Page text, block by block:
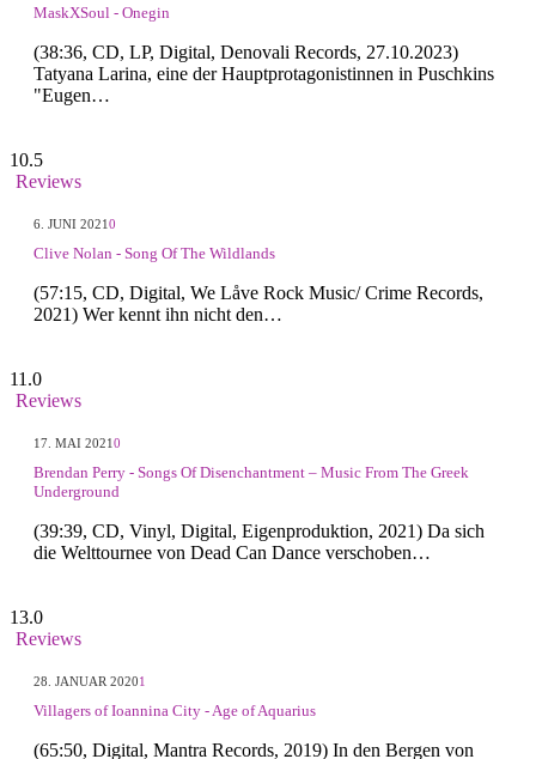
MaskXSoul - Onegin
(38:36, CD, LP, Digital, Denovali Records, 27.10.2023)
Tatyana Larina, eine der Hauptprotagonistinnen in Puschkins
"Eugen…
10.5
Reviews
6. JUNI 2021 0
Clive Nolan - Song Of The Wildlands
(57:15, CD, Digital, We Låve Rock Music/ Crime Records,
2021) Wer kennt ihn nicht den…
11.0
Reviews
17. MAI 20210
Brendan Perry - Songs Of Disenchantment – Music From The Greek
Underground
(39:39, CD, Vinyl, Digital, Eigenproduktion, 2021) Da sich
die Welttournee von Dead Can Dance verschoben…
13.0
Reviews
28. JANUAR 20201
Villagers of Ioannina City - Age of Aquarius
(65:50, Digital, Mantra Records, 2019) In den Bergen von